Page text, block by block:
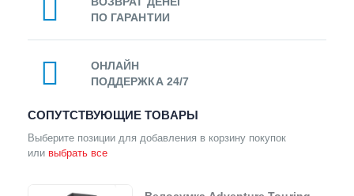
ПО ГАРАНТИИ
ОНЛАЙН
ПОДДЕРЖКА 24/7
СОПУТСТВУЮЩИЕ ТОВАРЫ
Выберите позиции для добавления в корзину покупок
или выбрать все